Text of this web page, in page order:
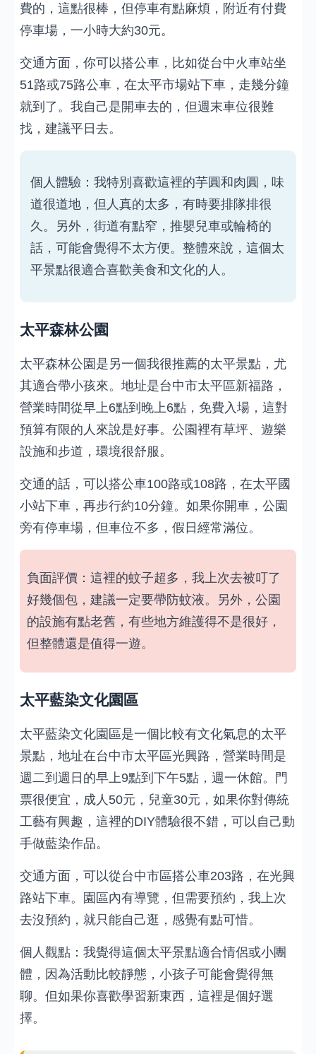
費的，這點很棒，但停車有點麻煩，附近有付費
停車場，一小時大約30元。
交通方面，你可以搭公車，比如從台中火車站坐
51路或75路公車，在太平市場站下車，走幾分鐘
就到了。我自己是開車去的，但週末車位很難
找，建議平日去。
個人體驗：我特別喜歡這裡的芋圓和肉圓，味
道很道地，但人真的太多，有時要排隊排很
久。另外，街道有點窄，推嬰兒車或輪椅的
話，可能會覺得不太方便。整體來說，這個太
平景點很適合喜歡美食和文化的人。
太平森林公園
太平森林公園是另一個我很推薦的太平景點，尤
其適合帶小孩來。地址是台中市太平區新福路，
營業時間從早上6點到晚上6點，免費入場，這對
預算有限的人來說是好事。公園裡有草坪、遊樂
設施和步道，環境很舒服。
交通的話，可以搭公車100路或108路，在太平國
小站下車，再步行約10分鐘。如果你開車，公園
旁有停車場，但車位不多，假日經常滿位。
負面評價：這裡的蚊子超多，我上次去被叮了
好幾個包，建議一定要帶防蚊液。另外，公園
的設施有點老舊，有些地方維護得不是很好，
但整體還是值得一遊。
太平藍染文化園區
太平藍染文化園區是一個比較有文化氣息的太平
景點，地址在台中市太平區光興路，營業時間是
週二到週日的早上9點到下午5點，週一休館。門
票很便宜，成人50元，兒童30元，如果你對傳統
工藝有興趣，這裡的DIY體驗很不錯，可以自己動
手做藍染作品。
交通方面，可以從台中市區搭公車203路，在光興
路站下車。園區內有導覽，但需要預約，我上次
去沒預約，就只能自己逛，感覺有點可惜。
個人觀點：我覺得這個太平景點適合情侶或小團
體，因為活動比較靜態，小孩子可能會覺得無
聊。但如果你喜歡學習新東西，這裡是個好選
擇。